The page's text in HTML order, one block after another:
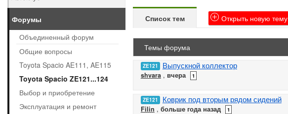
Список тем Открыть новую тему
Темы форума
ZE121 Выпускной коллектор
shvara, вчера 1
ZE121 Коврик под вторым рядом сидений
Filin , больше года назад 1
Форумы
Объединенный форум
Общие вопросы
Toyota Spacio AE111, AE115
Toyota Spacio ZE121...124
Выбор и приобретение
Эксплуатация и ремонт